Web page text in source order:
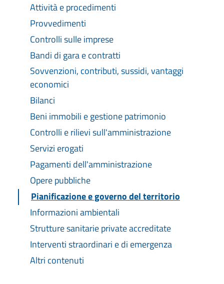
Attività e procedimenti
Provvedimenti
Controlli sulle imprese
Bandi di gara e contratti
Sovvenzioni, contributi, sussidi, vantaggi
economici
Bilanci
Beni immobili e gestione patrimonio
Controlli e rilievi sull'amministrazione
Servizi erogati
Pagamenti dell'amministrazione
Opere pubbliche
Pianificazione e governo del territorio
Informazioni ambientali
Strutture sanitarie private accreditate
Interventi straordinari e di emergenza
Altri contenuti